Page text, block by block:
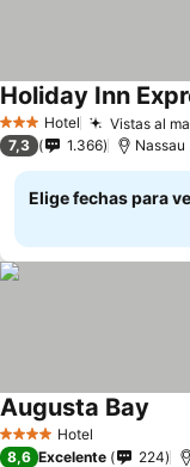
3 Estrellas
Hotel Vistas al
Holiday Inn
7,3 1.366 Nassau
Elige fechas para
4 EstrellasHotel
Augusta Bay
8,6 Excelente 224